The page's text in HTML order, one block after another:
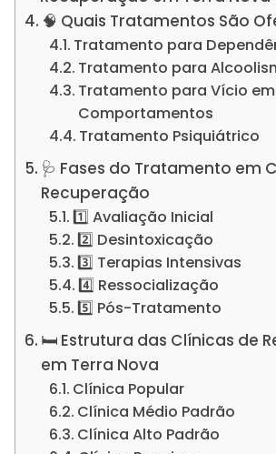
🧠 Quais Tratamentos São
Tratamento para
Tratamento para
Tratamento para Vício
Comportamentos
Tratamento Psiquiátrico
🩺 Fases do Tratamento em
Recuperação
1️⃣ Avaliação Inicial
2️⃣ Desintoxicação
3️⃣ Terapias Intensivas
4️⃣ Ressocialização
5️⃣ Pós-Tratamento
🛏️ Estrutura das Clínicas de
em Terra Nova
Clínica Popular
Clínica Médio Padrão
Clínica Alto Padrão